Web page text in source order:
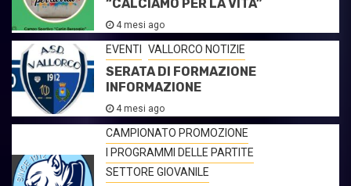
“CALCIAMO PER LA VITA”
4 mesi ago
EVENTI VALLORCO NOTIZIE
SERATA DI FORMAZIONE
INFORMAZIONE
4 mesi ago
CAMPIONATO PROMOZIONE
I PROGRAMMI DELLE PARTITE
SETTORE GIOVANILE